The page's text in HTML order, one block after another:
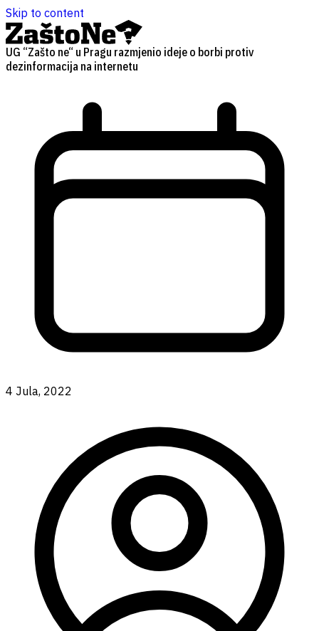
Skip to content
UG “Zašto ne“ u Pragu razmjenio ideje o borbi protiv
dezinformacija na internetu
4 Jula, 2022